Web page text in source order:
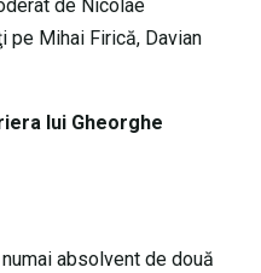
de Nicolae
pe Mihai Firică, Davian
lui Gheorghe
absolvent de două